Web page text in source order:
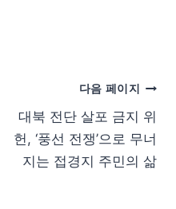
다음 페이지
대북 전단 살포 금지 위
헌, ‘풍선 전쟁’으로 무너
지는 접경지 주민의 삶